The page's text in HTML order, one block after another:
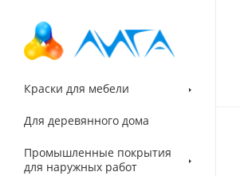
Краски для мебели
Для деревянного дома
Промышленные покрытия
для наружных работ